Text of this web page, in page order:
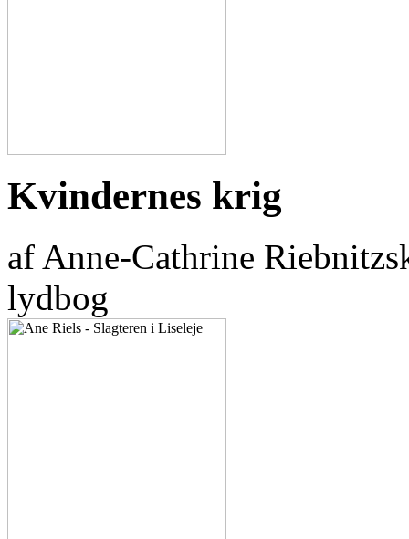
Kvindernes krig
af Anne-Cathrine
lydbog